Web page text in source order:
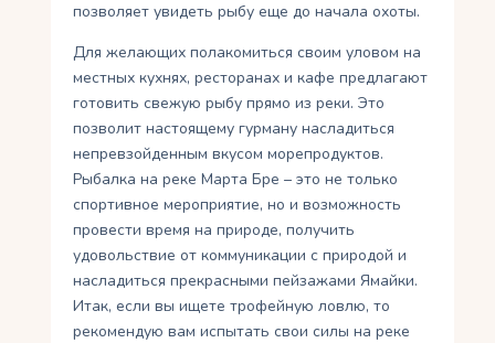
позволяет увидеть рыбу еще до начала охоты.
Для желающих полакомиться своим уловом на
местных кухнях, ресторанах и кафе предлагают
готовить свежую рыбу прямо из реки. Это
позволит настоящему гурману насладиться
непревзойденным вкусом морепродуктов.
Рыбалка на реке Марта Бре – это не только
спортивное мероприятие, но и возможность
провести время на природе, получить
удовольствие от коммуникации с природой и
насладиться прекрасными пейзажами Ямайки.
Итак, если вы ищете трофейную ловлю, то
рекомендую вам испытать свои силы на реке